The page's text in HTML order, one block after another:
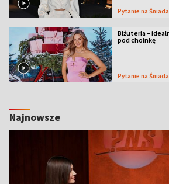
Pytanie na
Biżuteria –
pod choinkę
Pytanie na
Najnowsze